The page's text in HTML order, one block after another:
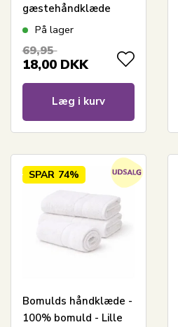
gæstehåndklæde
30x50 cm - Coral
På lager
69,95
18,00 DKK
Læg i kurv
SPAR 74%
Bomulds håndklæde -
100% bomuld - Lille